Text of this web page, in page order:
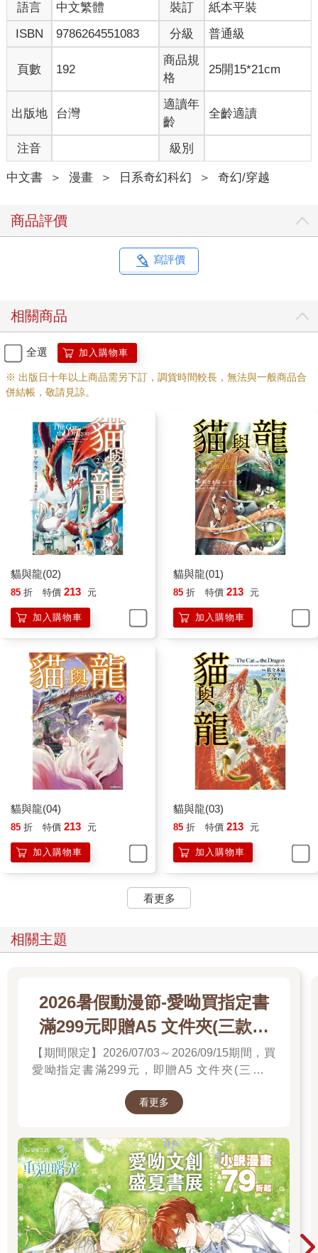
語言 中文繁體 裝訂
紙本平裝
ISBN
9786264551083 分級 普通級
頁數 192
商品規
格
25開15*21cm
出版地 台灣
適讀年
齡
全齡適讀
注音 級別
中文書 ＞ 漫畫 ＞ 日系奇幻科幻 ＞ 奇幻/穿越
商品評價
寫評價
相關商品
全選 加入購物車
※ 出版日十年以上商品需另下訂，調貨時間較長，無法與一般商品合
併結帳，敬請見諒。
貓與龍(02)
85 折 特價 213 元
加入購物車
貓與龍(01)
85 折 特價 213 元
加入購物車
貓與龍(04)
85 折 特價 213 元
加入購物車
貓與龍(03)
85 折 特價 213 元
加入購物車
看更多
相關主題
2026暑假動漫節-愛呦買指定書
滿299元即贈A5 文件夾(三款隨
機)
【期間限定】2026/07/03～2026/09/15期間，買
愛呦指定書滿299元，即贈A5 文件夾(三款隨
機)！單筆訂單不累贈，數量有限，送完為止！
看更多